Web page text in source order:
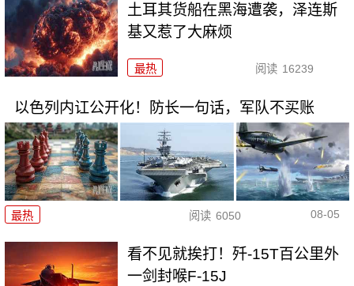
土耳其货船在黑海遭袭，泽连斯
基又惹了大麻烦
最热 阅读 16239
以色列内讧公开化！防长一句话，军队不买账
最热 阅读 6050 08-05
看不见就挨打！歼-15T百公里外
一剑封喉F-15J